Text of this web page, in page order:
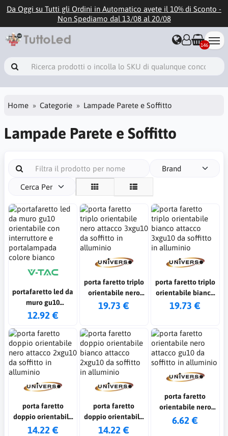
Da Oggi su Tutti gli Ordini in Automatico avete il 10% di Sconto -
Non Spediamo dal 13/08 al 20/08
146
Home Categorie Lampade Parete e Soffitto
Lampade Parete e Soffitto
Brand
Cerca Per
portafaretto led da
muro gu10
orientabile con
portalampada
colore bianco
12.92 €
porta faretto triplo
orientabile nero
attacco 3xgu10 da
19.73 €
porta faretto triplo
orientabile bianco
attacco 3xgu10 da
19.73 €
porta faretto
doppio orientabile
nero attacco
14.22 €
porta faretto
doppio orientabile
bianco attacco
14.22 €
porta faretto
orientabile nero
attacco gu10 da
6.62 €